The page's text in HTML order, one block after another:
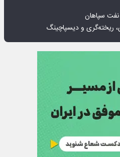
نفت سپاهان
ریخته‌گری و دیسپاچینگ